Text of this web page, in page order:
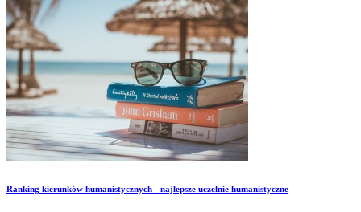
Ranking kierunków humanistycznych - najlepsze uczelnie humanistyczne